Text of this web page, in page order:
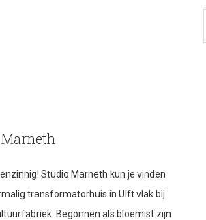
Studio Marneth kun je vinden
transformatorhuis in Ulft vlak bij
Begonnen als bloemist zijn